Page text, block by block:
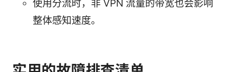
使用分流时，非 VPN 流量的带宽也会影响
整体感知速度。